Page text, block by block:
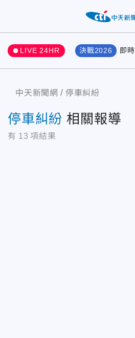
LIVE 24HR 決戰2026 即時
中天新聞網 停車糾紛
停車糾紛 相關報導
有 13 項結果